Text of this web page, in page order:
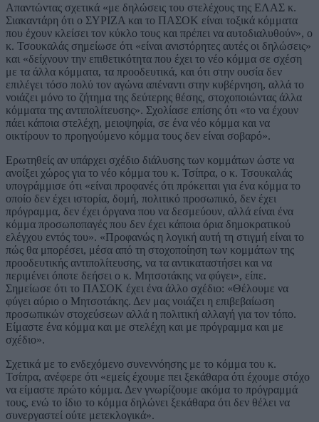
Απαντώντας σχετικά «με δηλώσεις του στελέχους της ΕΛΑΣ κ.
Σιακαντάρη ότι ο ΣΥΡΙΖΑ και το ΠΑΣΟΚ είναι τοξικά κόμματα
που έχουν κλείσει τον κύκλο τους και πρέπει να αυτοδιαλυθούν», ο
κ. Τσουκαλάς σημείωσε ότι «είναι ανιστόρητες αυτές οι δηλώσεις»
και «δείχνουν την επιθετικότητα που έχει το νέο κόμμα σε σχέση
με τα άλλα κόμματα, τα προοδευτικά, και ότι στην ουσία δεν
επιλέγει τόσο πολύ τον αγώνα απέναντι στην κυβέρνηση, αλλά το
νοιάζει μόνο το ζήτημα της δεύτερης θέσης, στοχοποιώντας άλλα
κόμματα της αντιπολίτευσης». Σχολίασε επίσης ότι «το να έχουν
πάει κάποια στελέχη, μειοψηφία, σε ένα νέο κόμμα και να
οικτίρουν το προηγούμενο κόμμα τους δεν είναι σοβαρό».
Ερωτηθείς αν υπάρχει σχέδιο διάλυσης των κομμάτων ώστε να
ανοίξει χώρος για το νέο κόμμα του κ. Τσίπρα, ο κ. Τσουκαλάς
υπογράμμισε ότι «είναι προφανές ότι πρόκειται για ένα κόμμα το
οποίο δεν έχει ιστορία, δομή, πολιτικό προσωπικό, δεν έχει
πρόγραμμα, δεν έχει όργανα που να δεσμεύουν, αλλά είναι ένα
κόμμα προσωποπαγές που δεν έχει κάποια όρια δημοκρατικού
ελέγχου εντός του». «Προφανώς η λογική αυτή τη στιγμή είναι το
πώς θα μπορέσει, μέσα από τη στοχοποίηση των κομμάτων της
προοδευτικής αντιπολίτευσης, να τα αντικαταστήσει και να
περιμένει όποτε δεήσει ο κ. Μητσοτάκης να φύγει», είπε.
Σημείωσε ότι το ΠΑΣΟΚ έχει ένα άλλο σχέδιο: «Θέλουμε να
φύγει αύριο ο Μητσοτάκης. Δεν μας νοιάζει η επιβεβαίωση
προσωπικών στοχεύσεων αλλά η πολιτική αλλαγή για τον τόπο.
Είμαστε ένα κόμμα και με στελέχη και με πρόγραμμα και με
σχέδιο».
Σχετικά με το ενδεχόμενο συνεννόησης με το κόμμα του κ.
Τσίπρα, ανέφερε ότι «εμείς έχουμε πει ξεκάθαρα ότι έχουμε στόχο
να είμαστε πρώτο κόμμα. Δεν γνωρίζουμε ακόμα το πρόγραμμά
τους, ενώ το ίδιο το κόμμα δηλώνει ξεκάθαρα ότι δεν θέλει να
συνεργαστεί ούτε μετεκλογικά».